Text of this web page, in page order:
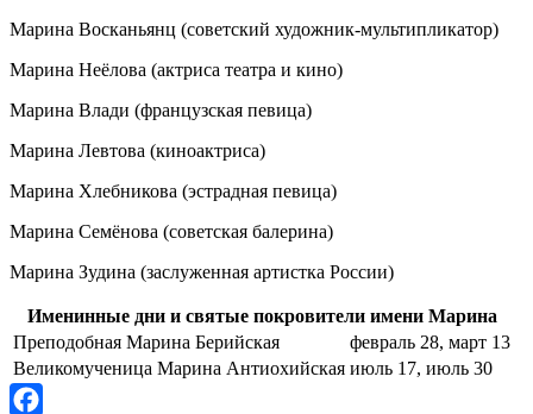
Марина Восканьянц (советский художник-мультипликатор)
Марина Неёлова (актриса театра и кино)
Марина Влади (французская певица)
Марина Левтова (киноактриса)
Марина Хлебникова (эстрадная певица)
Марина Семёнова (советская балерина)
Марина Зудина (заслуженная артистка России)
Именинные дни и святые покровители имени Марина
Преподобная Марина Берийская
февраль 28, март 13
Великомученица Марина Антиохийская июль 17, июль 30